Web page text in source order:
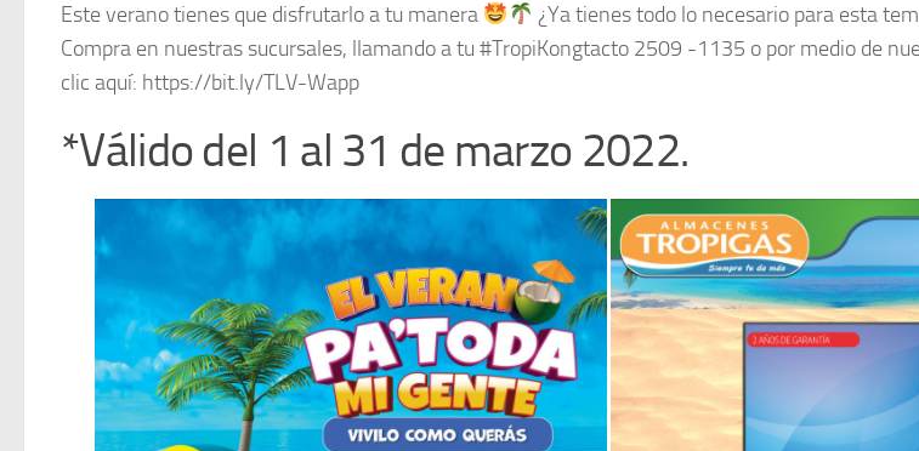
Este verano tienes que disfrutarlo a tu manera
¿Ya tienes todo lo necesario para esta
Compra en nuestras sucursales, llamando a tu #TropiKongtacto 2509 -1135 o por medio de
clic aquí: https://bit.ly/TLV-Wapp
*Válido del 1 al 31 de marzo 2022.